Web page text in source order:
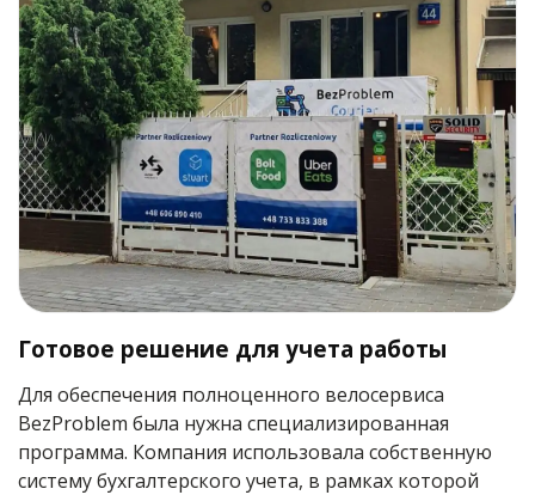
Готовое решение для учета работы
Для обеспечения полноценного велосервиса
BezProblem была нужна специализированная
программа. Компания использовала собственную
систему бухгалтерского учета, в рамках которой